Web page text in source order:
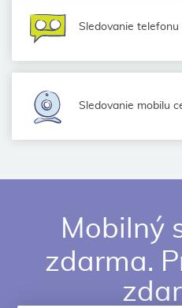
Sledovanie telefonu
Sledovanie mobilu
Mobilný
zdarma.